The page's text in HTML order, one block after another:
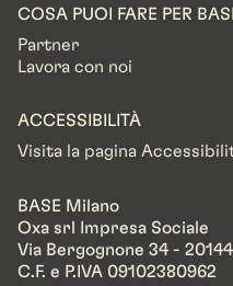
COSA PUOI FARE PER
Partner
Lavora con noi
ACCESSIBILITÀ
Visita la pagina
BASE Milano
Oxa srl Impresa Sociale
Via Bergognone 34 -
C.F. e P.IVA 09102380962